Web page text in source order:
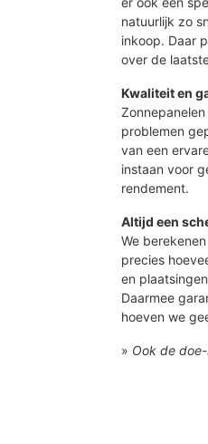
natuurlijk zo
inkoop. Daar
over de
Kwaliteit en
problemen
van een
instaan voor
rendement.
Altijd een
We
precies
en
Daarmee
hoeven we
» Ook de